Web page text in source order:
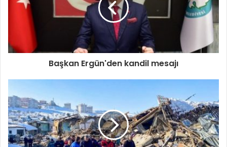
Başkan Ergün'den kandil mesajı